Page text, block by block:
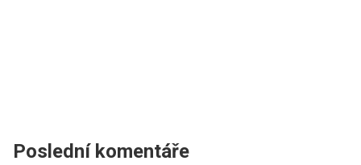
Poslední komentáře